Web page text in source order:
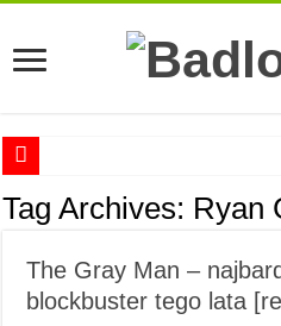
Anna Romaszkan – Praca w
Najlepsze mangi dla dorosłych
Najciekawsze zapowiedzi komiksowe
Tag Archives: Ryan
The Gray Man –
blockbuster tego lata